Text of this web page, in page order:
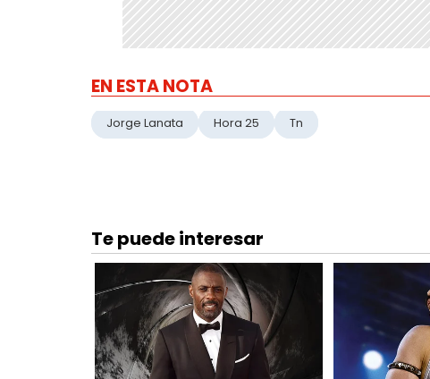
EN ESTA NOTA
Jorge Lanata Hora 25 Tn